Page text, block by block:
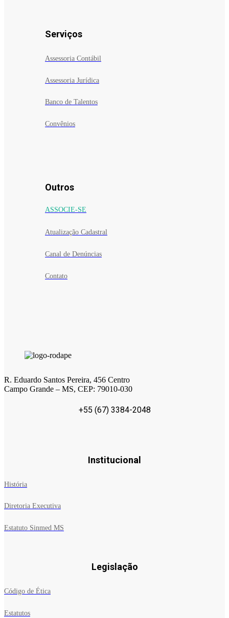
Serviços
Assessoria Contábil
Assessoria Jurídica
Banco de Talentos
Convênios
Outros
ASSOCIE-SE
Atualização Cadastral
Canal de Denúncias
Contato
R. Eduardo Santos Pereira, 456 Centro
Campo Grande – MS, CEP: 79010-030
+55 (67) 3384-2048
Institucional
História
Diretoria Executiva
Estatuto Sinmed MS
Legislação
Código de Ética
Estatutos